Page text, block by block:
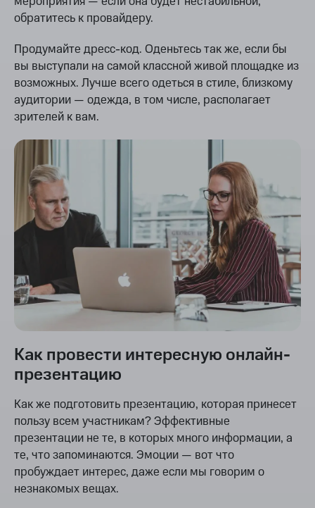
обратитесь к провайдеру.
Продумайте дресс-код. Оденьтесь так же, если бы
вы выступали на самой классной живой площадке из
возможных. Лучше всего одеться в стиле, близкому
аудитории — одежда, в том числе, располагает
зрителей к вам.
Как провести интересную онлайн-
презентацию
Как же подготовить презентацию, которая принесет
пользу всем участникам? Эффективные
презентации не те, в которых много информации, а
те, что запоминаются. Эмоции — вот что
пробуждает интерес, даже если мы говорим о
незнакомых вещах.